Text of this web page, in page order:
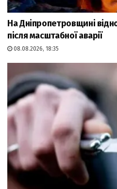
На Дніпропетровщині
після масштабної аварії
08.08.2026, 18:35